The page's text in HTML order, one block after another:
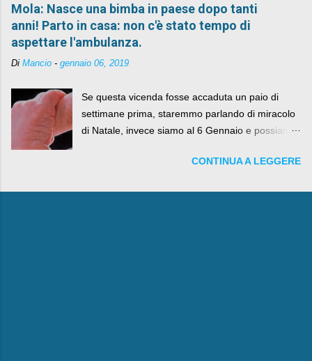
Mola: Nasce una bimba in paese dopo tanti
anni! Parto in casa: non c'è stato tempo di
aspettare l'ambulanza.
Di Mancio - gennaio 06, 2019
Se questa vicenda fosse accaduta un paio di
settimane prima, staremmo parlando di miracolo
di Natale, invece siamo al 6 Gennaio e possiamo
e la Befana, visto il lieto epilogo della vicenda.
CONTINUA A LEGGERE